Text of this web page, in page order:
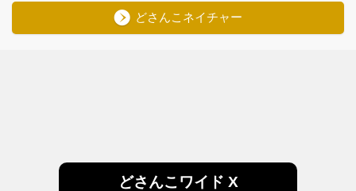
どさんこネイチャー
どさんこワイド X